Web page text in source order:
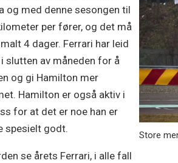
Store
og med denne sesongen til
per fører, og det må
4 dager. Ferrari har leid
slutten av måneden for å
og gi Hamilton mer
Hamilton er også aktiv i
for at det er noe han er
spesielt godt.
se årets Ferrari, i alle fall